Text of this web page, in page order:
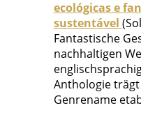
ecológicas e
sustentável
Fantastische
nachhaltigen
Anthologie
Genrename